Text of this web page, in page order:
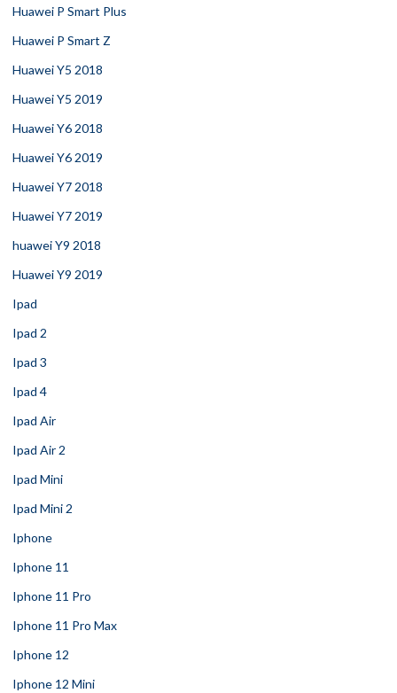
Huawei P Smart Plus
Huawei P Smart Z
Huawei Y5 2018
Huawei Y5 2019
Huawei Y6 2018
Huawei Y6 2019
Huawei Y7 2018
Huawei Y7 2019
huawei Y9 2018
Huawei Y9 2019
Ipad
Ipad 2
Ipad 3
Ipad 4
Ipad Air
Ipad Air 2
Ipad Mini
Ipad Mini 2
Iphone
Iphone 11
Iphone 11 Pro
Iphone 11 Pro Max
Iphone 12
Iphone 12 Mini